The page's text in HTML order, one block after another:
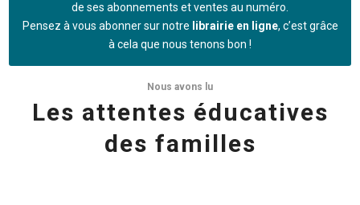
de ses abonnements et ventes au numéro.
Pensez à vous abonner sur notre librairie en ligne, c’est grâce
à cela que nous tenons bon !
Nous avons lu
Les attentes éducatives
des familles